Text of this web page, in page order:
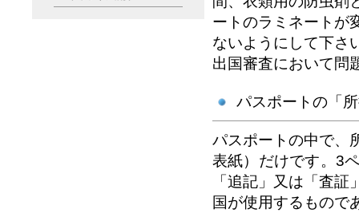
ートのラミネートが
ないようにして下さ
出国審査において問
パスポートの「
パスポートの中で、
表紙）だけです。3
「追記」又は「査
国が使用するもので